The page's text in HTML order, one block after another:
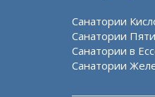
Санатории
Санатории
Санатории в
Санатории